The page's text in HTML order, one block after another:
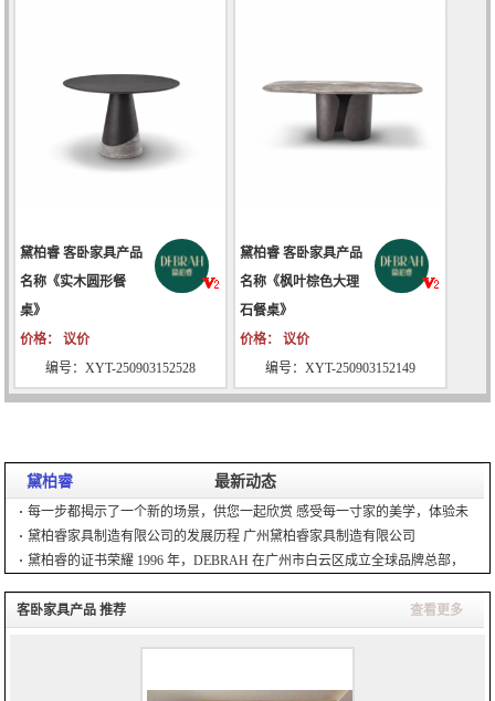
黛柏睿 客卧家具产品
名称《实木圆形餐
桌》
价格： 议价
编号：XYT-250903152528
黛柏睿 客卧家具产品
名称《枫叶棕色大理
石餐桌》
价格： 议价
编号：XYT-250903152149
黛柏睿 最新动态
每一步都揭示了一个新的场景，供您一起欣赏 感受每一寸家的美学，体验未
来的智慧生活。踏入我们全新的展厅，一场关于
黛柏睿家具制造有限公司的发展历程 广州黛柏睿家具制造有限公司
（DEBRAH）成立于1996年，经过近30年的发展，
黛柏睿的证书荣耀 1996 年，DEBRAH 在广州市白云区成立全球品牌总部，
客卧家具产品 推荐
查看更多